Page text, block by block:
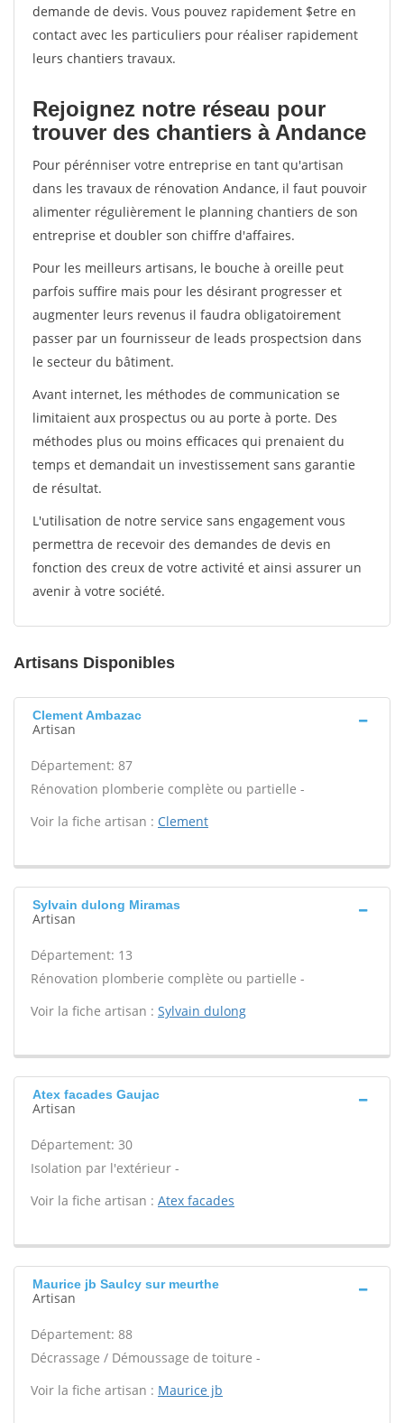
demande de devis. Vous pouvez rapidement $etre en
contact avec les particuliers pour réaliser rapidement
leurs chantiers travaux.
Rejoignez notre réseau pour
trouver des chantiers à Andance
Pour pérénniser votre entreprise en tant qu'artisan
dans les travaux de rénovation Andance, il faut pouvoir
alimenter régulièrement le planning chantiers de son
entreprise et doubler son chiffre d'affaires.
Pour les meilleurs artisans, le bouche à oreille peut
parfois suffire mais pour les désirant progresser et
augmenter leurs revenus il faudra obligatoirement
passer par un fournisseur de leads prospectsion dans
le secteur du bâtiment.
Avant internet, les méthodes de communication se
limitaient aux prospectus ou au porte à porte. Des
méthodes plus ou moins efficaces qui prenaient du
temps et demandait un investissement sans garantie
de résultat.
L'utilisation de notre service sans engagement vous
permettra de recevoir des demandes de devis en
fonction des creux de votre activité et ainsi assurer un
avenir à votre société.
Artisans Disponibles
Clement Ambazac
Artisan
Département: 87
Rénovation plomberie complète ou partielle -
Voir la fiche artisan : Clement
Sylvain dulong Miramas
Artisan
Département: 13
Rénovation plomberie complète ou partielle -
Voir la fiche artisan : Sylvain dulong
Atex facades Gaujac
Artisan
Département: 30
Isolation par l'extérieur -
Voir la fiche artisan : Atex facades
Maurice jb Saulcy sur meurthe
Artisan
Département: 88
Décrassage / Démoussage de toiture -
Voir la fiche artisan : Maurice jb